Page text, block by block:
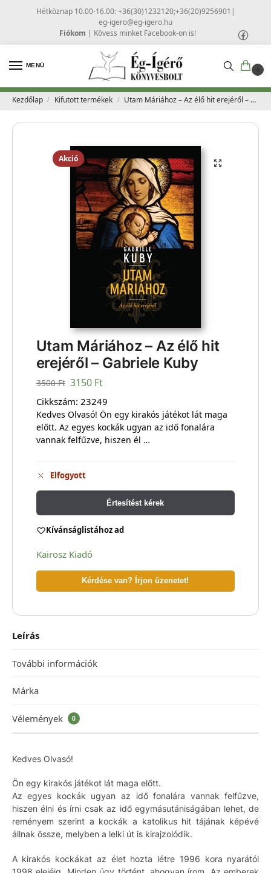
Hétköznap 10.00-16.00: +36(30)1232120;+36(20)9256901 |
eg-igero@eg-igero.hu
Fiókom | Kövess minket Facebook-on is!
MENÜ
0
Kezdőlap / Kifutott termékek / Utam Máriához – Az élő hit erejéről – Gabriele Kuby
Akció
Utam Máriához – Az élő hit
erejéről – Gabriele Kuby
3500Ft 3150 Ft
Cikkszám: 23249
Kedves Olvasó! Ön egy kirakós játékot lát maga
előtt. Az egyes kockák ugyan az idő fonalára
vannak felfűzve, hiszen él …
Elfogyott
Értesítést kérek
Kívánságlistához ad
Kairosz Kiadó
Kérdése van? Írjon üzenetet!
Leírás
További információk
Márka
Vélemények 0
Kedves Olvasó!
Ön egy kirakós játékot lát maga előtt.
Az egyes kockák ugyan az idő fonalára vannak felfűzve,
hiszen élni és írni csak az idő egymásutániságában lehet, de
reményem szerint a kockák a katolikus hit tájának képévé
állnak össze, melyben a lelki út is kirajzolódik.
A kirakós kockákat az élet hozta létre 1996 kora nyarától